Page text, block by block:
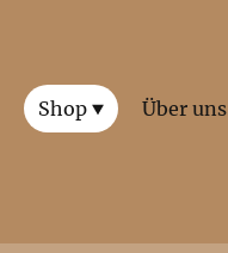
Shop Über uns